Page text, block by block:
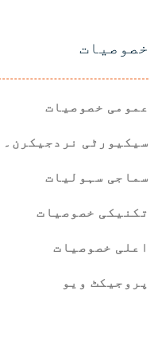
خصوصیات
عمومی خصوصیات
سیکیورٹی نردجیکرن۔
سماجی سہولیات
تکنیکی خصوصیات
اعلی خصوصیات
پروجیکٹ ویو